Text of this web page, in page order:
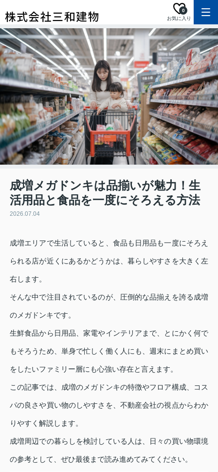
お気に入り
0
成増メガドンキは品揃いが魅力！生
活用品と食品を一度にそろえる方法
2026.07.04
成増エリアで生活していると、食品も日用品も一度にそろえ
られる店が近くにあるかどうかは、暮らしやすさを大きく左
右します。
そんな中で注目されているのが、圧倒的な品揃えを誇る成増
のメガドンキです。
生鮮食品から日用品、家電やインテリアまで、とにかく何で
もそろうため、単身で忙しく働く人にも、週末にまとめ買い
をしたいファミリー層にも心強い存在と言えます。
この記事では、成増のメガドンキの特徴やフロア構成、コス
パの良さや買い物のしやすさを、不動産会社の視点からわか
りやすく解説します。
成増周辺での暮らしを検討している人は、日々の買い物環境
の参考として、ぜひ最後まで読み進めてみてください。